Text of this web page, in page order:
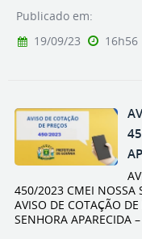
Publicado em:
19/09/23
16h56
450/2023 CMEI NOSSA
AVISO DE COTAÇÃO
SENHORA APARECIDA